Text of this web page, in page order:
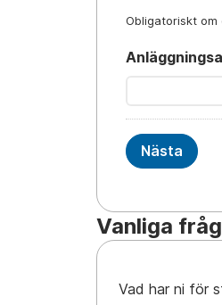
Obligatoriskt
Nästa
Vanliga
Vad har ni för